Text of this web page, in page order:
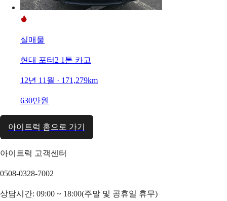
실매물
현대 포터2 1톤 카고
12년 11월 · 171,279km
630만원
아이트럭 홈으로 가기
아이트럭 고객센터
0508-0328-7002
상담시간: 09:00 ~ 18:00(주말 및 공휴일 휴무)